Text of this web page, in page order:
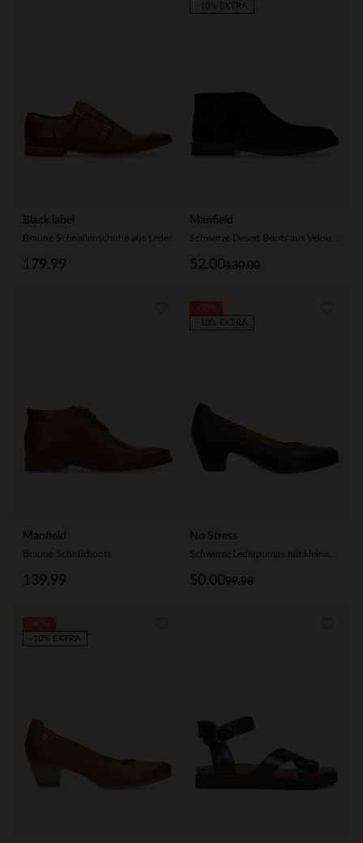
Black label
Braune Schnallenschuhe aus Leder
179.99
Manfield
130.00
52.00
-10% EXTRA
Manfield
Braune Schnürboots
139.99
No Stress
99.98
50.00
-10% EXTRA
-10% EXTRA